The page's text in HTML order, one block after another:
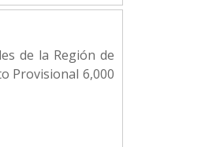
de la Región de
Provisional 6,000